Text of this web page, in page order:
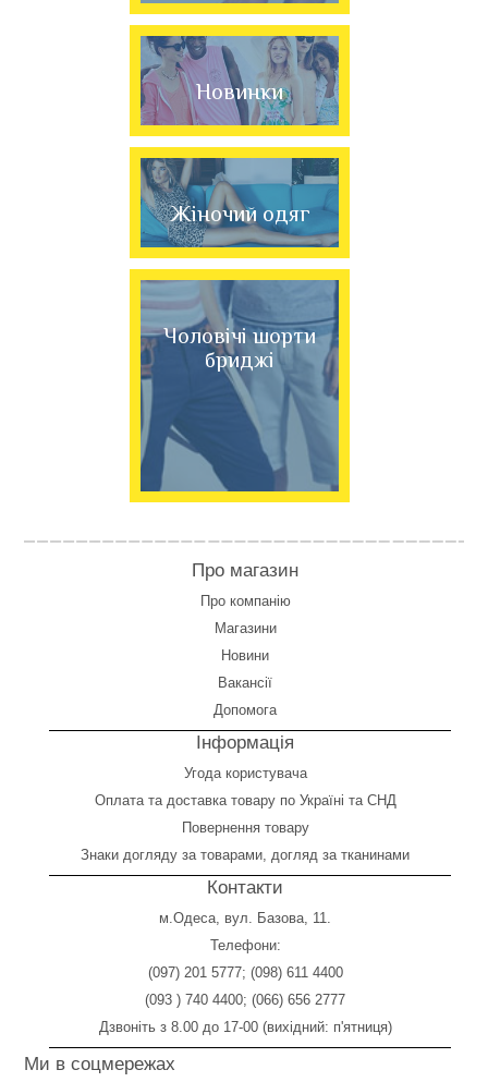
Новинки
Жіночий одяг
Чоловічі шорти
бриджі
Про магазин
Про компанію
Магазини
Новини
Вакансії
Допомога
Інформація
Угода користувача
Оплата та доставка товару по Україні та СНД
Повернення товару
Знаки догляду за товарами, догляд за тканинами
Контакти
м.Одеса, вул. Базова, 11.
Телефони:
(097) 201 5777; (098) 611 4400
(093 ) 740 4400; (066) 656 2777
Дзвоніть з 8.00 до 17-00 (вихідний: п'ятниця)
Ми в соцмережах